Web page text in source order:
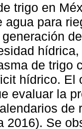
trigo en
agua para
de trigo
hídrico. El
evaluar la
de
2016). Se